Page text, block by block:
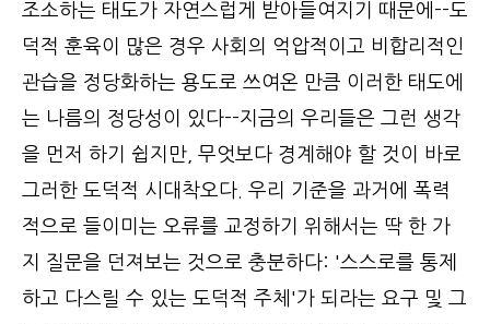
조소하는 태도가 자연스럽게 받아들여지기 때문에--도
덕적 훈육이 많은 경우 사회의 억압적이고 비합리적인
관습을 정당화하는 용도로 쓰여온 만큼 이러한 태도에
는 나름의 정당성이 있다--지금의 우리들은 그런 생각
을 먼저 하기 쉽지만, 무엇보다 경계해야 할 것이 바로
그러한 도덕적 시대착오다. 우리 기준을 과거에 폭력
적으로 들이미는 오류를 교정하기 위해서는 딱 한 가
지 질문을 던져보는 것으로 충분하다: '스스로를 통제
하고 다스릴 수 있는 도덕적 주체'가 되라는 요구 및 그